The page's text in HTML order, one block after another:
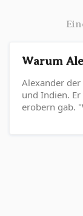
Warum
Alexander
und Indien.
erobern gab.